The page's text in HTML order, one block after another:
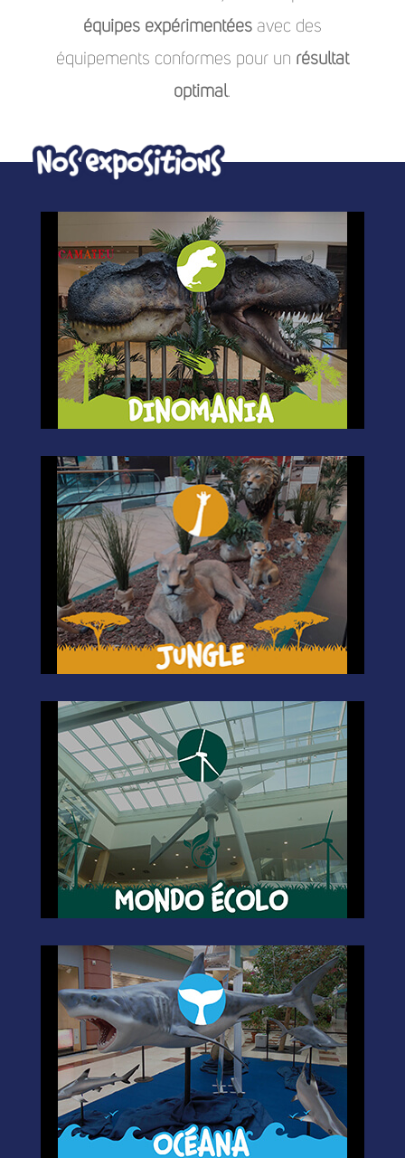
équipes expérimentéesavec des
équipements conformes pour un résultat
optimal.